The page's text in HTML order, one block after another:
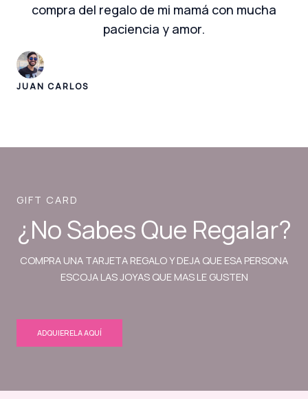
compra del regalo de mi mamá con mucha
paciencia y amor.
JUAN CARLOS
GIFT CARD
¿No Sabes Que Regalar?
COMPRA UNA TARJETA REGALO Y DEJA QUE ESA PERSONA
ESCOJA LAS JOYAS QUE MAS LE GUSTEN
ADQUIERELA AQUÍ